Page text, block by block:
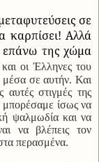
σε
καρπίσει! Αλλά
επάνω της χώμα
και οι Έλληνες του
σε αυτήν. Και
αυτές στιγμές της
ίσως να
ψαλμωδία και να
να βλέπεις τον
περασμένα.